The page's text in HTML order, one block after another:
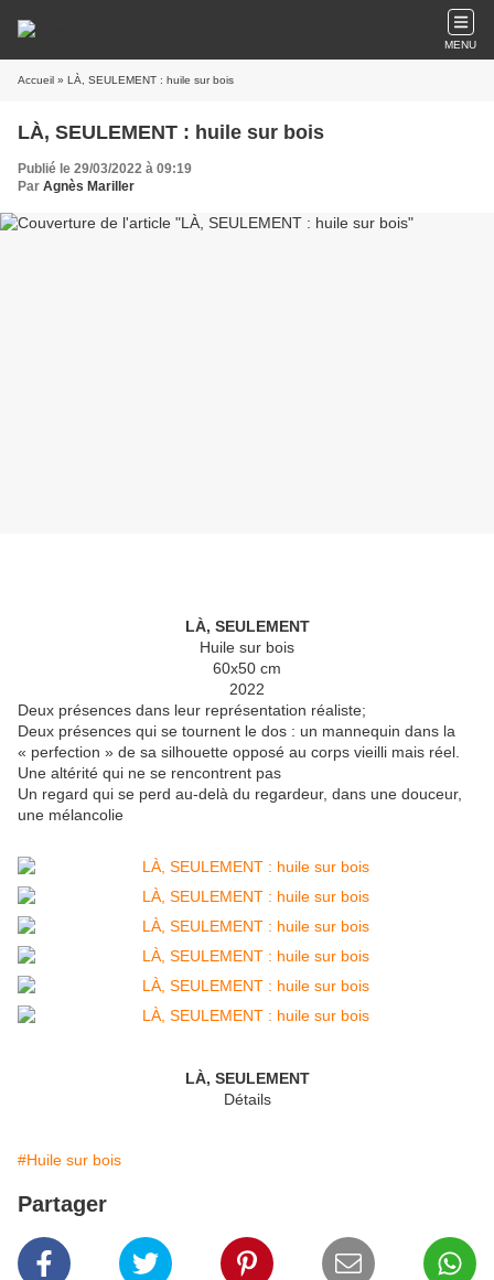
MENU
Accueil » LÀ, SEULEMENT : huile sur bois
LÀ, SEULEMENT : huile sur bois
Publié le 29/03/2022 à 09:19
Par Agnès Mariller
LÀ, SEULEMENT
Huile sur bois
60x50 cm
2022
Deux présences dans leur représentation réaliste;
Deux présences qui se tournent le dos : un mannequin dans la
« perfection » de sa silhouette opposé au corps vieilli mais réel.
Une altérité qui ne se rencontrent pas
Un regard qui se perd au-delà du regardeur, dans une douceur,
une mélancolie
LÀ, SEULEMENT
Détails
#Huile sur bois
Partager